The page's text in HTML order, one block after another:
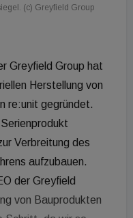
(c) Greyfield Group
Greyfield Group hat
Herstellung von
re:unit gegründet.
Verbreitung des
aufzubauen.
der Greyfield
von Bauprodukten